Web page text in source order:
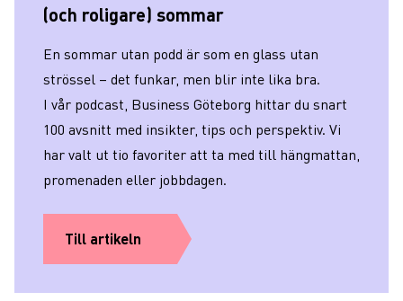
(och roligare) sommar
En sommar utan podd är som en glass utan
strössel – det funkar, men blir inte lika bra.
I vår podcast, Business Göteborg hittar du snart
100 avsnitt med insikter, tips och perspektiv. Vi
har valt ut tio favoriter att ta med till hängmattan,
promenaden eller jobbdagen.
Till artikeln